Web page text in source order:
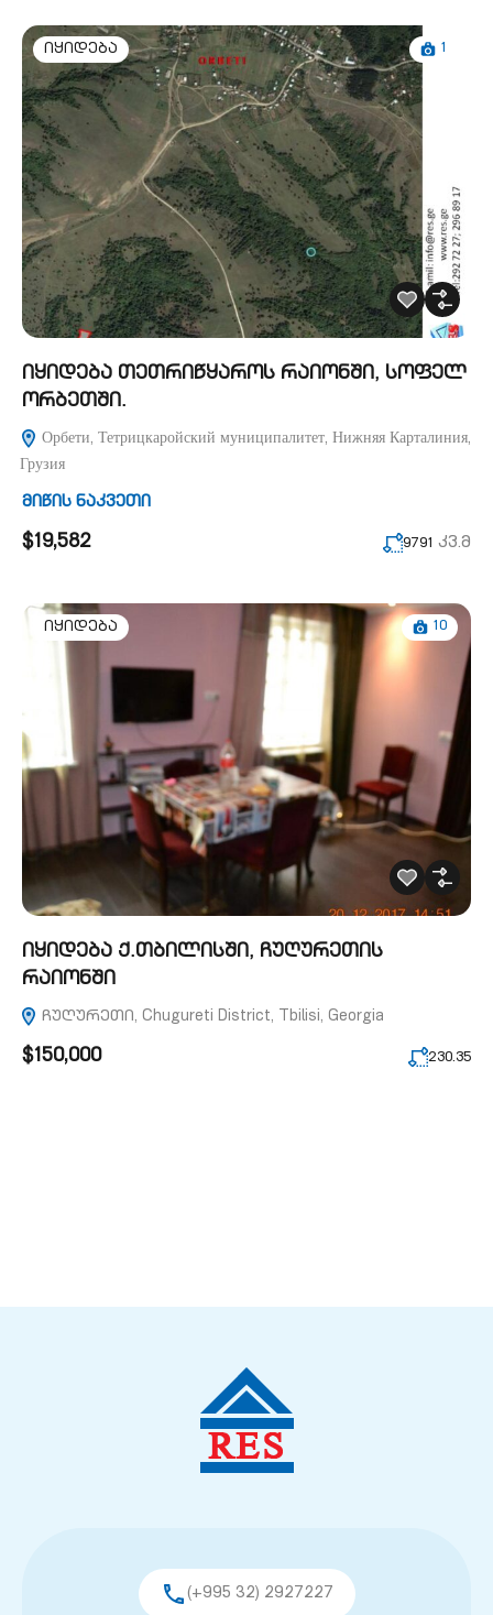
იყიდება 1
იყიდება თეთრიწყაროს რაიონში, სოფელ
ორბეთში.
Орбети, Тетрицкаройский муниципалитет, Нижняя Карталиния,
Грузия
მიწის ნაკვეთი
$19,582 9791 კვ.მ
იყიდება 10
იყიდება ქ.თბილისში, ჩუღურეთის
რაიონში
ჩუღურეთი, Chugureti District, Tbilisi, Georgia
$150,000 230.35
(+995 32) 2927227